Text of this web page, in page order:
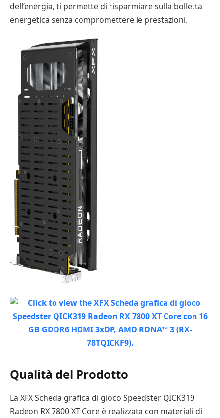
dell’energia, ti permette di risparmiare sulla bolletta
energetica senza compromettere le prestazioni.
Qualità del Prodotto
La XFX Scheda grafica di gioco Speedster QICK319
Radeon RX 7800 XT Core è realizzata con materiali di